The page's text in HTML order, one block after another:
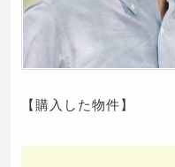
【購入した物件】